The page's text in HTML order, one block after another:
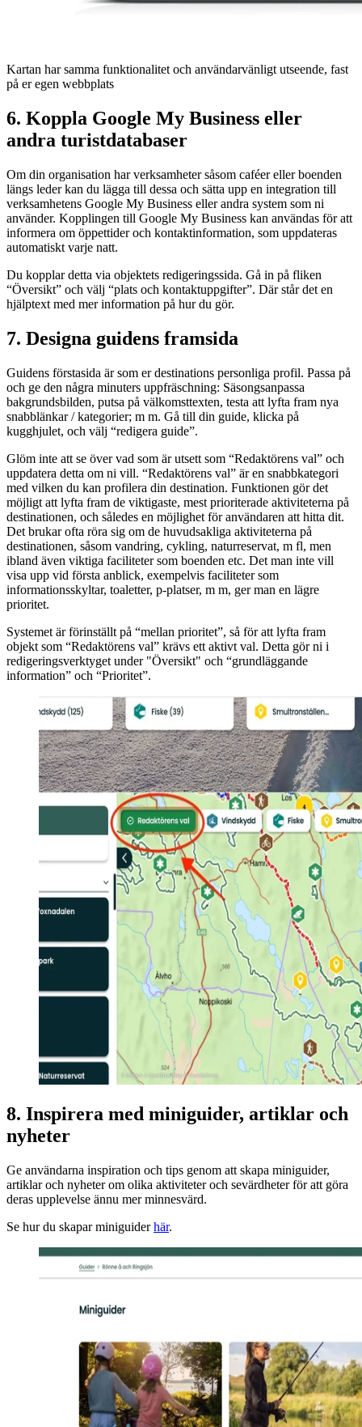
Kartan har samma funktionalitet och användarvänligt utseende, fast
på er egen webbplats
6. Koppla Google My Business eller
andra turistdatabaser
Om din organisation har verksamheter såsom caféer eller boenden
längs leder kan du lägga till dessa och sätta upp en integration till
verksamhetens Google My Business eller andra system som ni
använder. Kopplingen till Google My Business kan användas för att
informera om öppettider och kontaktinformation, som uppdateras
automatiskt varje natt.
Du kopplar detta via objektets redigeringssida. Gå in på fliken
“Översikt” och välj “plats och kontaktuppgifter”. Där står det en
hjälptext med mer information på hur du gör.
7. Designa guidens framsida
Guidens förstasida är som er destinations personliga profil. Passa på
och ge den några minuters uppfräschning: Säsongsanpassa
bakgrundsbilden, putsa på välkomsttexten, testa att lyfta fram nya
snabblänkar / kategorier; m m. Gå till din guide, klicka på
kugghjulet, och välj “redigera guide”.
Glöm inte att se över vad som är utsett som “Redaktörens val” och
uppdatera detta om ni vill. “Redaktörens val” är en snabbkategori
med vilken du kan profilera din destination. Funktionen gör det
möjligt att lyfta fram de viktigaste, mest prioriterade aktiviteterna på
destinationen, och således en möjlighet för användaren att hitta dit.
Det brukar ofta röra sig om de huvudsakliga aktiviteterna på
destinationen, såsom vandring, cykling, naturreservat, m fl, men
ibland även viktiga faciliteter som boenden etc. Det man inte vill
visa upp vid första anblick, exempelvis faciliteter som
informationsskyltar, toaletter, p-platser, m m, ger man en lägre
prioritet.
Systemet är förinställt på “mellan prioritet”, så för att lyfta fram
objekt som “Redaktörens val” krävs ett aktivt val. Detta gör ni i
redigeringsverktyget under "Översikt" och “grundläggande
information” och “Prioritet”.
8. Inspirera med miniguider, artiklar och
nyheter
Ge användarna inspiration och tips genom att skapa miniguider,
artiklar och nyheter om olika aktiviteter och sevärdheter för att göra
deras upplevelse ännu mer minnesvärd.
Se hur du skapar miniguiderhär.